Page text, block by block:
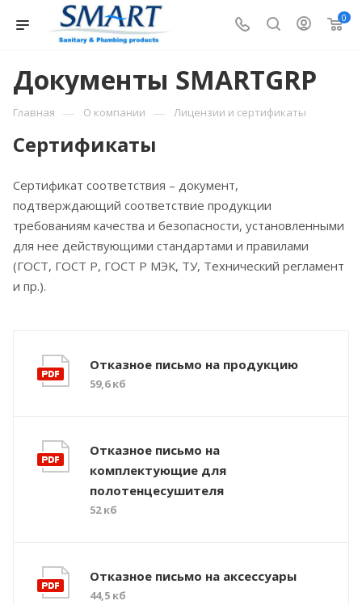
0
Документы SMARTGRP
Главная — О компании — Лицензии и сертификаты
Сертификаты
Сертификат соответствия – документ,
подтверждающий соответствие продукции
требованиям качества и безопасности, установленными
для нее действующими стандартами и правилами
(ГОСТ, ГОСТ Р, ГОСТ Р МЭК, ТУ, Технический регламент
и пр.).
Отказное письмо на продукцию
59,6 кб
Отказное письмо на
комплектующие для
полотенцесушителя
52 кб
Отказное письмо на аксессуары
44,5 кб